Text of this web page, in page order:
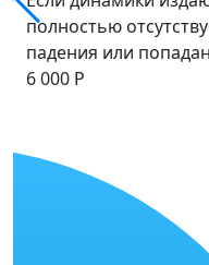
полностью
падения или
6 000 Р